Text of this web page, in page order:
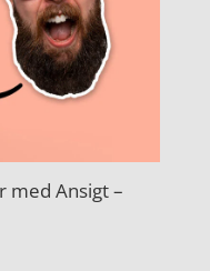
med Ansigt –